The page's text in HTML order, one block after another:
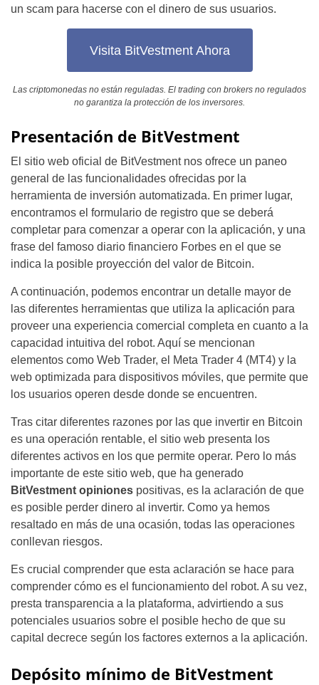
un scam para hacerse con el dinero de sus usuarios.
Visita BitVestment Ahora
Las criptomonedas no están reguladas. El trading con brokers no regulados
no garantiza la protección de los inversores.
Presentación de BitVestment
El sitio web oficial de BitVestment nos ofrece un paneo
general de las funcionalidades ofrecidas por la
herramienta de inversión automatizada. En primer lugar,
encontramos el formulario de registro que se deberá
completar para comenzar a operar con la aplicación, y una
frase del famoso diario financiero Forbes en el que se
indica la posible proyección del valor de Bitcoin.
A continuación, podemos encontrar un detalle mayor de
las diferentes herramientas que utiliza la aplicación para
proveer una experiencia comercial completa en cuanto a la
capacidad intuitiva del robot. Aquí se mencionan
elementos como Web Trader, el Meta Trader 4 (MT4) y la
web optimizada para dispositivos móviles, que permite que
los usuarios operen desde donde se encuentren.
Tras citar diferentes razones por las que invertir en Bitcoin
es una operación rentable, el sitio web presenta los
diferentes activos en los que permite operar. Pero lo más
importante de este sitio web, que ha generado
BitVestment opiniones positivas, es la aclaración de que
es posible perder dinero al invertir. Como ya hemos
resaltado en más de una ocasión, todas las operaciones
conllevan riesgos.
Es crucial comprender que esta aclaración se hace para
comprender cómo es el funcionamiento del robot. A su vez,
presta transparencia a la plataforma, advirtiendo a sus
potenciales usuarios sobre el posible hecho de que su
capital decrece según los factores externos a la aplicación.
Depósito mínimo de BitVestment